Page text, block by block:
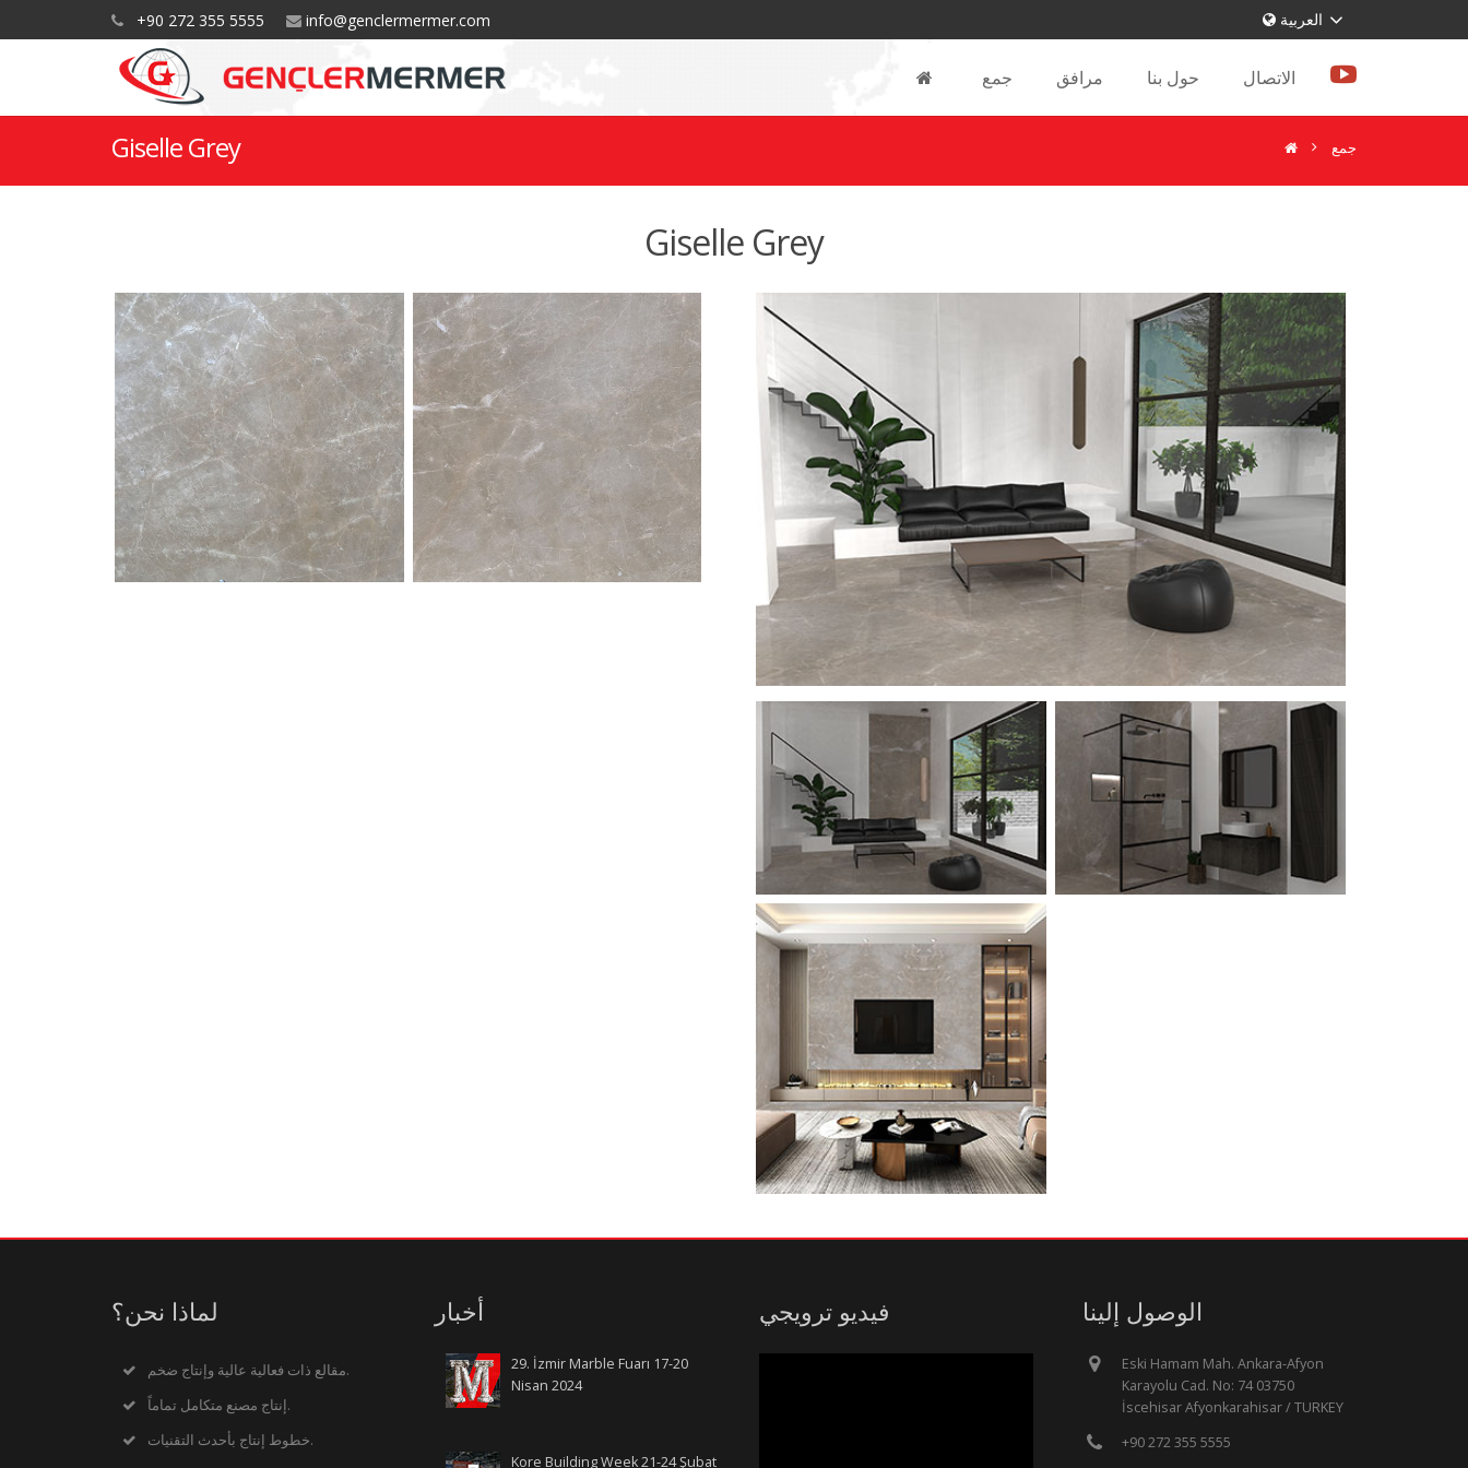
+90 272 355 5555 info@genclermermer.com العربية
جمع مرافق حول بنا الاتصال
Giselle Grey جمع
Giselle Grey
لماذا نحن؟
مقالع ذات فعالية عالية وإنتاج ضخم.
إنتاج مصنع متكامل تماماً.
خطوط إنتاج بأحدث التقنيات.
أخبار
29. İzmir Marble Fuarı 17-20
Nisan 2024
Kore Building Week 21-24 Şubat
فيديو ترويجي الوصول إلينا
Eski Hamam Mah. Ankara-Afyon
Karayolu Cad. No: 74 03750
İscehisar Afyonkarahisar / TURKEY
+90 272 355 5555